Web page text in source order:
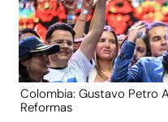
Colombia: Gustavo Petro
Reformas